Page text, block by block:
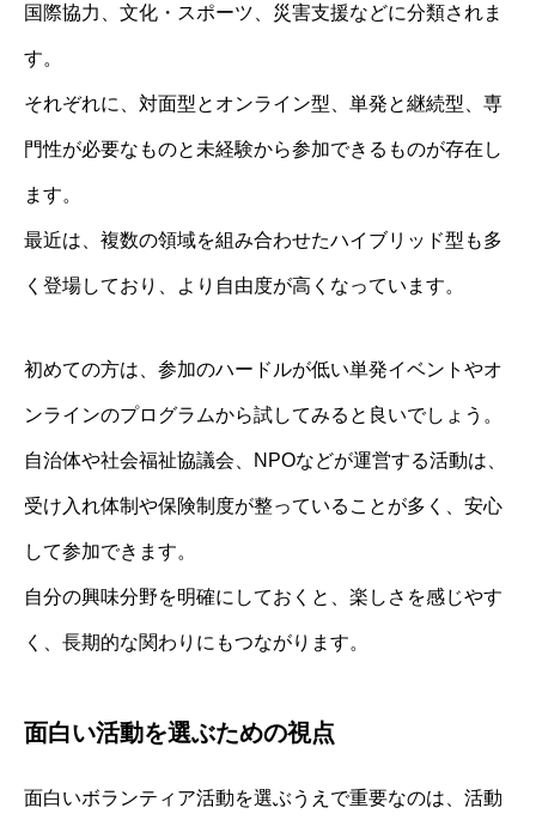
国際協力、文化・スポーツ、災害支援などに分類されま
す。
それぞれに、対面型とオンライン型、単発と継続型、専
門性が必要なものと未経験から参加できるものが存在し
ます。
最近は、複数の領域を組み合わせたハイブリッド型も多
く登場しており、より自由度が高くなっています。
初めての方は、参加のハードルが低い単発イベントやオ
ンラインのプログラムから試してみると良いでしょう。
自治体や社会福祉協議会、NPOなどが運営する活動は、
受け入れ体制や保険制度が整っていることが多く、安心
して参加できます。
自分の興味分野を明確にしておくと、楽しさを感じやす
く、長期的な関わりにもつながります。
面白い活動を選ぶための視点
面白いボランティア活動を選ぶうえで重要なのは、活動